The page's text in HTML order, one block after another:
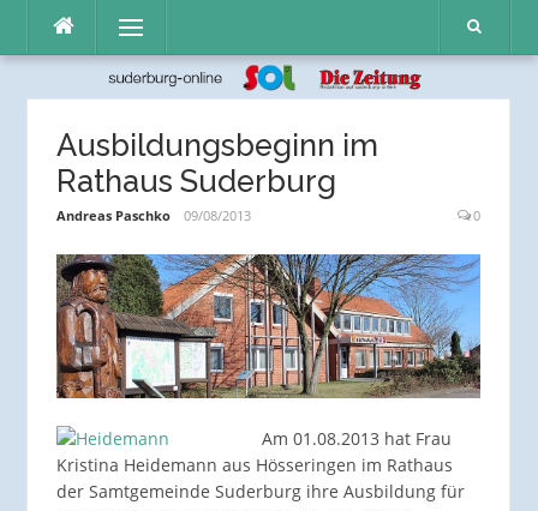
Inhalt
Menü
Ausbildungsbeginn im
Rathaus Suderburg
Andreas Paschko 09/08/2013 0
Am 01.08.2013 hat Frau
Kristina Heidemann aus Hösseringen im Rathaus
der Samtgemeinde Suderburg ihre Ausbildung für